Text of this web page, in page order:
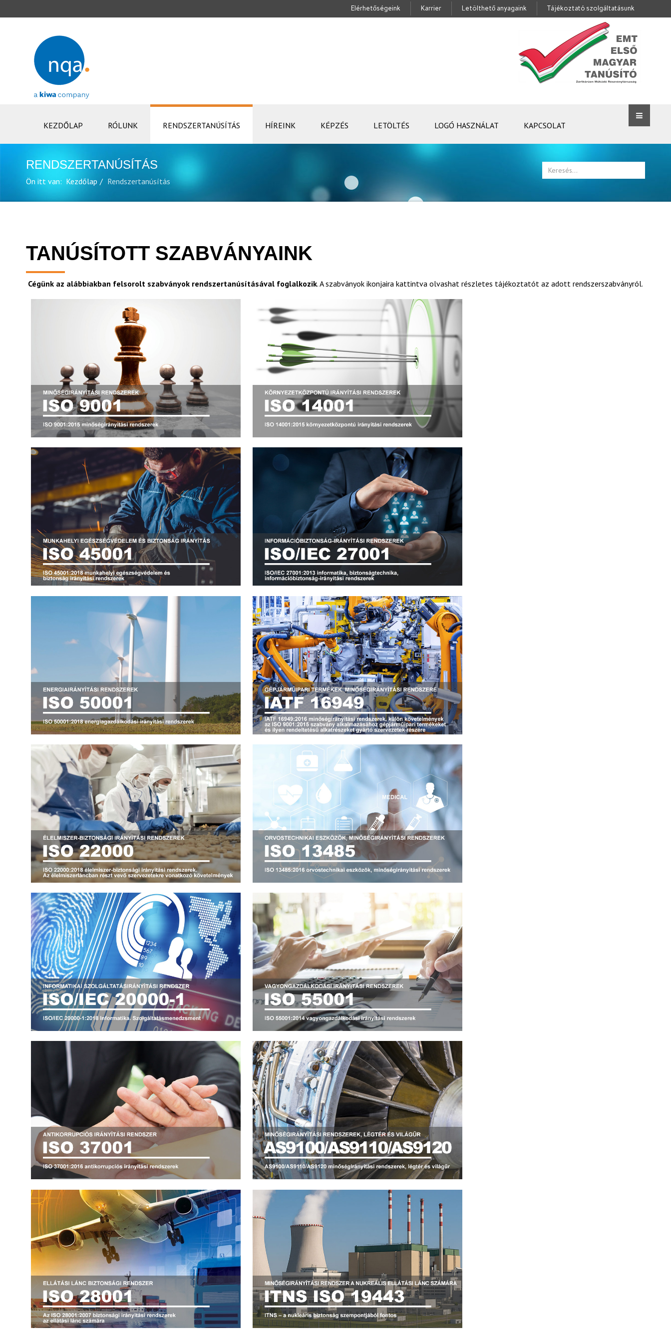
Elérhetőségeink Karrier Letölthető anyagaink Tájékoztató szolgáltatásunk
KEZDŐLAP RÓLUNK RENDSZERTANÚSÍTÁS HÍREINK KÉPZÉS LETÖLTÉS LOGÓ HASZNÁLAT KAPCSOLAT
RENDSZERTANÚSÍTÁS
Ön itt van: Kezdőlap Rendszertanúsítás
TANÚSÍTOTT SZABVÁNYAINK
Cégünk az alábbiakban felsorolt szabványok rendszertanúsításával foglalkozik. A szabványok ikonjaira kattintva olvashat részletes tájékoztatót az adott rendszerszabványról.